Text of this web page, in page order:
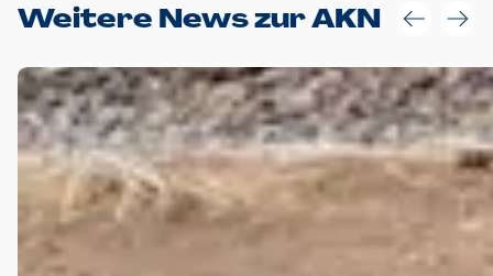
Weitere News zur AKN